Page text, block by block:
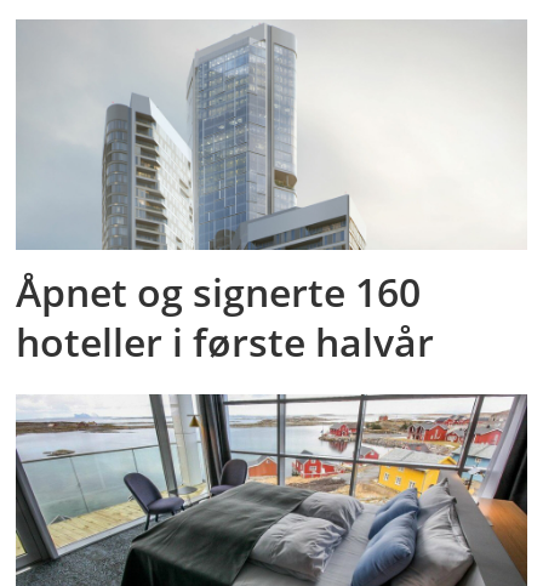
Åpnet og signerte 160
hoteller i første halvår